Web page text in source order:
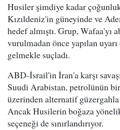
Husiler şimdiye kadar
Kızıldeniz'in güneyinde ve
hedef almıştı. Grup, Wafaa'yı
vurulmadan önce yapılan uyarı
gelmekle suçladı.
ABD-İsrail'in İran'a karşı
Suudi Arabistan, petrolünün
üzerinden alternatif
Ancak Husilerin boğaza
seçeneği de sınırlandırıyor.